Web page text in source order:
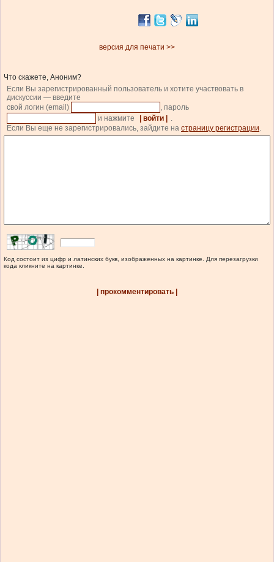
версия для печати >>
Что скажете, Аноним?
Если Вы зарегистрированный пользователь и хотите участвовать в
дискуссии — введите
свой логин (email)
, пароль
и нажмите
| войти |
.
Если Вы еще не зарегистрировались, зайдите на страницу регистрации.
Код состоит из цифр и латинских букв, изображенных на картинке. Для перезагрузки
кода кликните на картинке.
| прокомментировать |